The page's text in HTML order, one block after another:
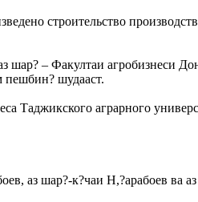
строительство
шар? – Факултаи агробизнеси
пешбин? шудааст.
Таджикского аграрного
аз шар?-к?чаи Н,?арабоев ва